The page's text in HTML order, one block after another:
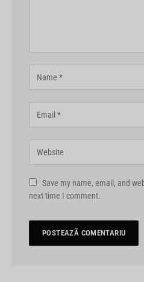
Save my name, email, and
next time I comment.